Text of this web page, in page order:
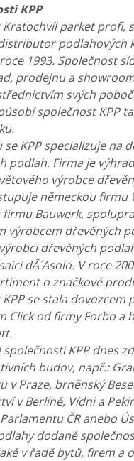
KPP
Kratochvíl parket profi,
podlahových
1993. Společnost
prodejnu a
svých
společnost KPP
se KPP specializuje na
podlah. Firma je
výrobce
německou firmu
firmu Bauwerk,
výrobcem dřevěných
dřevěných
dÂ´Asolo. V roce
o značkové
se stala dovozcem
Click od firmy Forbo a
společnosti KPP dnes
budov, např.:
v Praze, brněnský
v Berlíně, Vídni a
ČR anebo
dodané
v řadě bytů, firem a